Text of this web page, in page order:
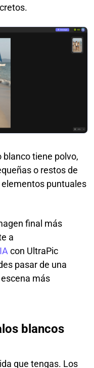
blanco tiene polvo,
o restos de
puntuales
final más
a
con UltraPic
pasar de una
más
blancos
que tengas. Los